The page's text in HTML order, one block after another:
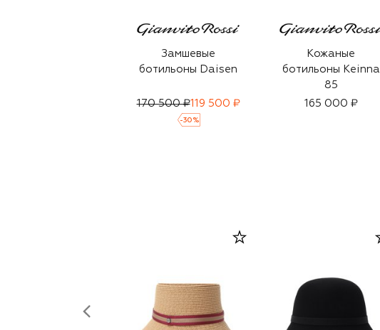
Замшевые
ботильоны Daisen
170 500 ₽119 500 ₽
-30 %
Кожаные
ботильоны Keinna
85
165 000 ₽